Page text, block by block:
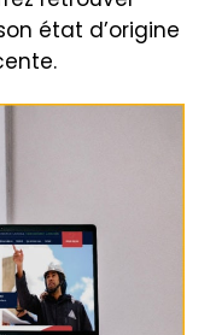
état d’origine